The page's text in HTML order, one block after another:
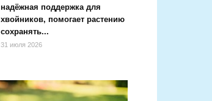
надёжная поддержка для
хвойников, помогает растению
сохранять...
31 июля 2026